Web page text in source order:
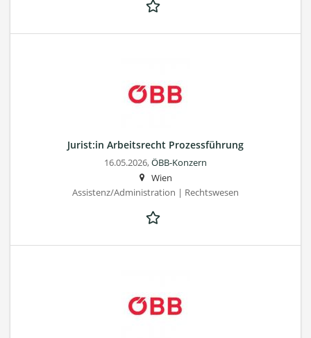
Jurist:in Arbeitsrecht Prozessführung
16.05.2026,ÖBB-Konzern
Wien
Assistenz/Administration | Rechtswesen